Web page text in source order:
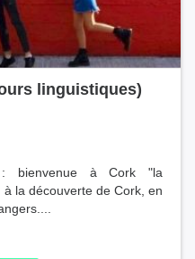
linguistiques)
: bienvenue à Cork "la
la découverte de Cork, en